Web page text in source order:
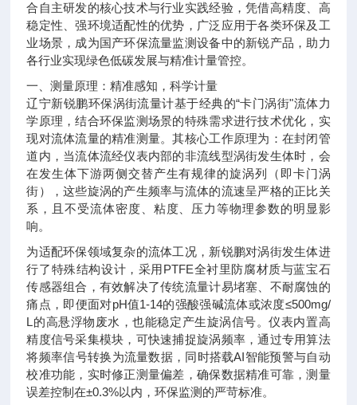
合自主研发的核心技术与行业实践经验，凭借高精度、高
稳定性、强环境适配性的优势，广泛应用于各类环保及工
业场景，成为国产环保流量监测设备中的新锐产品，助力
各行业实现绿色低碳发展与精准计量管控。
一、测量原理：精准感知，科学计量
辽宁新锐鹏环保涡街流量计基于经典的“卡门涡街"流体力
学原理，结合环保监测场景的特殊需求进行技术优化，实
现对流体流量的精准测量。其核心工作原理为：在封闭管
道内，当流体流经仪表内部的非流线型涡街发生体时，会
在发生体下游两侧交替产生有规律的旋涡列（即卡门涡
街），这些旋涡的产生频率与流体的流速呈严格的正比关
系，且不受流体密度、粘度、压力等物理参数的明显影
响。
为适配环保领域复杂的流体工况，新锐鹏对涡街发生体进
行了特殊结构设计，采用PTFE全衬里防腐材质与蓝宝石
传感器组合，有效解决了传统流量计易堵塞、不耐腐蚀的
痛点，即便面对pH值1-14的强酸强碱流体或浓度≤500mg/
L的高悬浮物废水，也能稳定产生旋涡信号。仪表内置高
精度信号采集模块，可快速捕捉旋涡频率，通过专用算法
将频率信号转换为流量数据，同时搭载AI智能预警与自动
校准功能，实时修正测量偏差，确保数据精准可靠，测量
误差控制在±0.3%以内，环保监测的严苛标准。